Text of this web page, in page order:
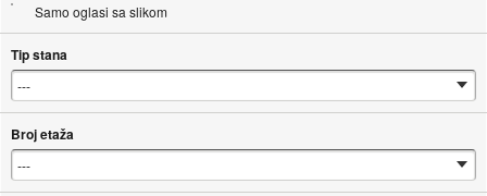
Samo oglasi sa slikom
Tip stana
Broj etaža